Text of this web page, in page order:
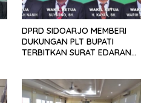
DPRD SIDOARJO MEMBERI
DUKUNGAN PLT BUPATI
TERBITKAN SURAT EDARAN
TK, PAUD, SD, SMP/MTS
KELUAR KOTA